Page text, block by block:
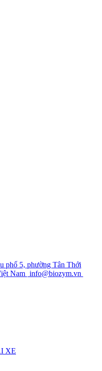
phố 5, phường Tân Thới
Nam info@biozym.vn
XE